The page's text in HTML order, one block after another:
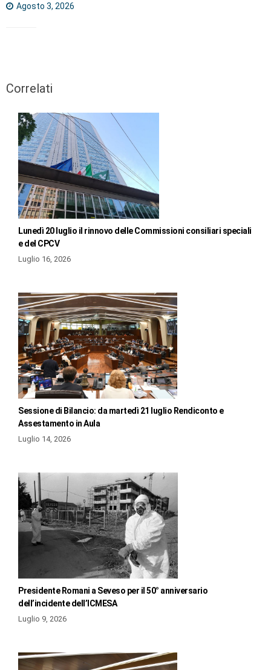
Agosto 3, 2026
Correlati
Lunedì 20 luglio il rinnovo delle Commissioni consiliari speciali
e del CPCV
Luglio 16, 2026
Sessione di Bilancio: da martedì 21 luglio Rendiconto e
Assestamento in Aula
Luglio 14, 2026
Presidente Romani a Seveso per il 50° anniversario
dell’incidente dell’ICMESA
Luglio 9, 2026